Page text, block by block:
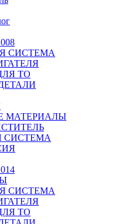
СИСТЕМА
ТО
МАТЕРИАЛЫ
СИСТЕМА
СИСТЕМА
ТО